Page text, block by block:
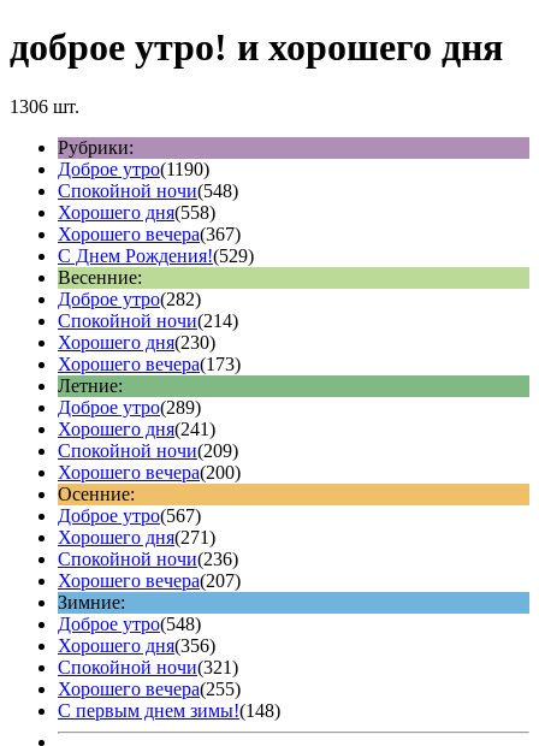
доброе утро! и хорошего дня
1306 шт.
Рубрики:
Доброе утро(1190)
Спокойной ночи(548)
Хорошего дня(558)
Хорошего вечера(367)
С Днем Рождения!(529)
Весенние:
Доброе утро(282)
Спокойной ночи(214)
Хорошего дня(230)
Хорошего вечера(173)
Летние:
Доброе утро(289)
Хорошего дня(241)
Спокойной ночи(209)
Хорошего вечера(200)
Осенние:
Доброе утро(567)
Хорошего дня(271)
Спокойной ночи(236)
Хорошего вечера(207)
Зимние:
Доброе утро(548)
Хорошего дня(356)
Спокойной ночи(321)
Хорошего вечера(255)
С первым днем зимы!(148)